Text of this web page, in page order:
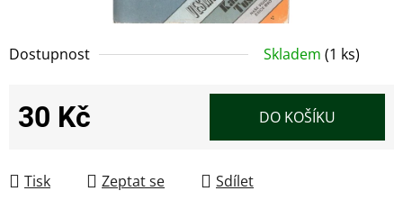
Dostupnost Skladem (1 ks)
30 Kč DO KOŠÍKU
Tisk Zeptat se Sdílet